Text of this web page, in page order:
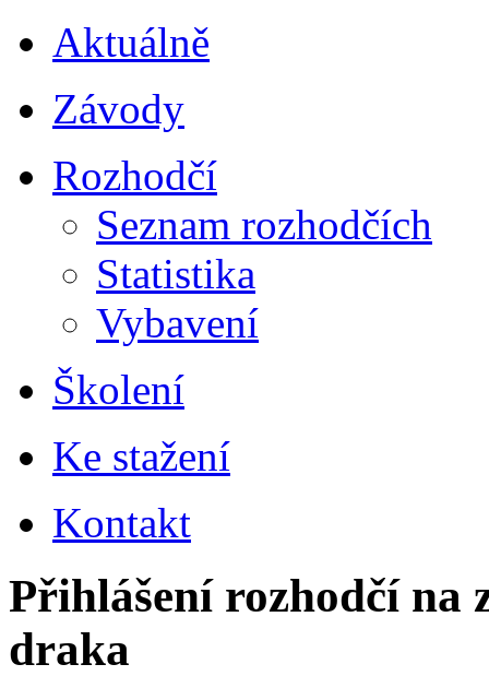
Aktuálně
Závody
Rozhodčí
Seznam rozhodčích
Statistika
Vybavení
Školení
Ke stažení
Kontakt
Přihlášení rozhodčí na
draka